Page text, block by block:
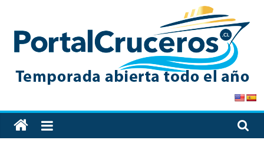
content
PortalCruceros
Toda
la